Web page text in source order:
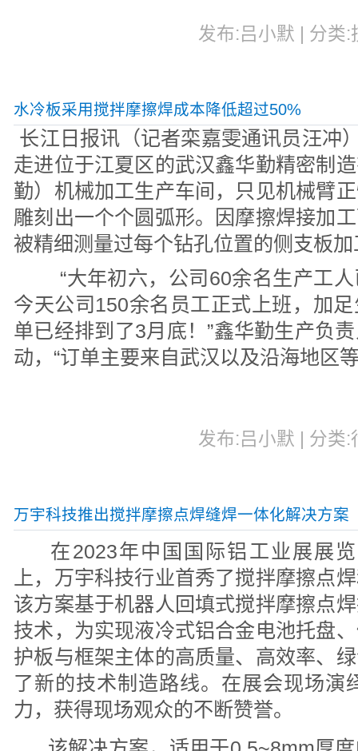
发布:吕小默 | 分类
水冷板采用搅拌摩擦焊成本降低超过50%
长江日报讯（记者栾嘉雯通讯员汪冲
走进位于江夏区的武汉鑫华勤精密制
勤）机械加工生产车间，只见机械臂
雕刻出一个个圆弧形。因摩擦焊接加
被精细测量过每个钻孔位置的侧支板
“大年初六，公司60余名生产工
今天公司150余名员工正式上班，加
单已经排到了3月底！”鑫华勤生产负
动，“订单主要来自武汉以及沿海地区
发布:吕小默 | 分类
万宇科技推出搅拌摩擦点焊缝焊一体化解决方案
在2023年中国国际铝工业展展
上，万宇科技行业首秀了搅拌摩擦点
该方案基于机器人回填式搅拌摩擦点
技术，为实现液冷式铝合金电池托盘
护板与框架主体的高质量、高效率、
了新的技术制造路线。在展会现场演
力，获得现场观众的不断赞誉。